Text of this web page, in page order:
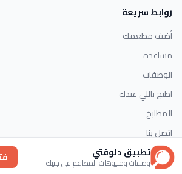
روابط سريعة
أضف مطعمك
مساعدة
الوصفات
اطبخ باللي عندك
المطابخ
اتصل بنا
التصنيفات
تطبيق دلوقتي
وصفات ومنيوهات المطاعم في جيبك